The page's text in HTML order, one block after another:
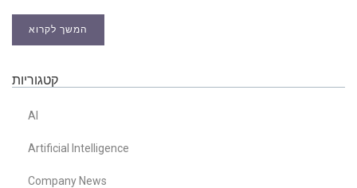
המשך לקרוא
קטגוריות
AI
Artificial Intelligence
Company News